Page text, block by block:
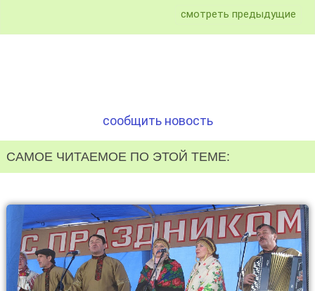
смотреть предыдущие
сообщить новость
САМОЕ ЧИТАЕМОЕ ПО ЭТОЙ ТЕМЕ: